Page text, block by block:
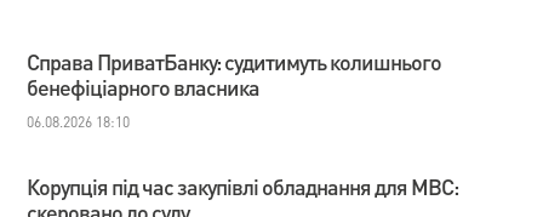
Справа ПриватБанку: судитимуть колишнього
бенефіціарного власника
06.08.2026 18:10
Корупція під час закупівлі обладнання для МВС: